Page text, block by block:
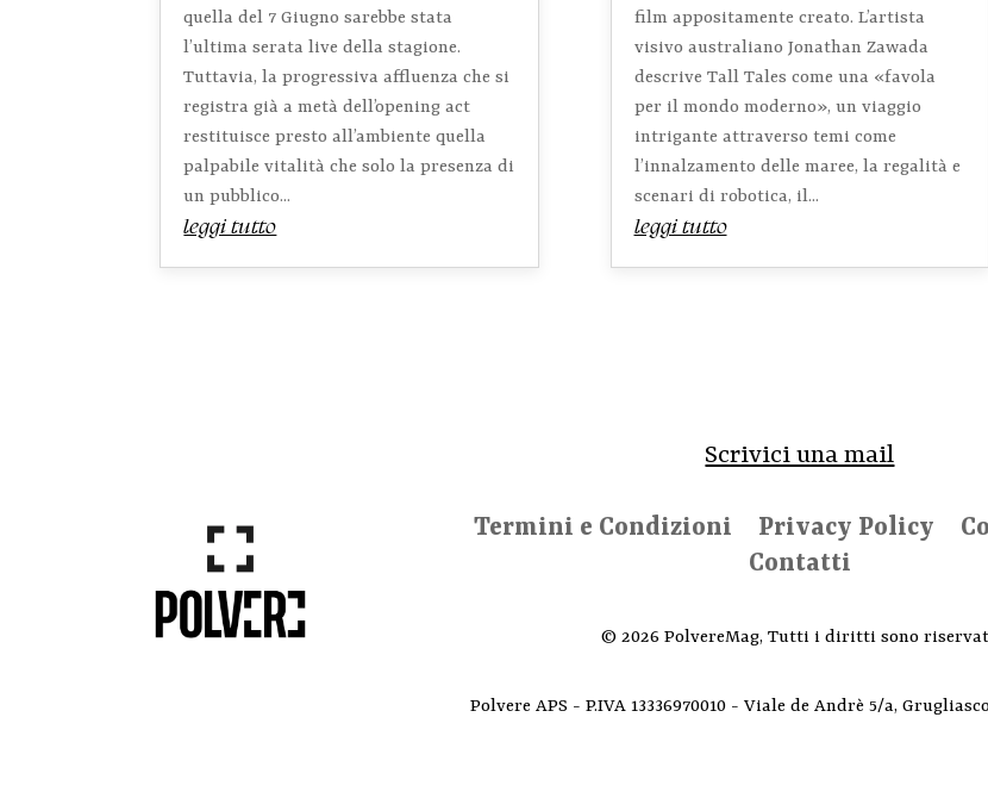
quella del 7 Giugno sarebbe stata
l’ultima serata live della stagione.
Tuttavia, la progressiva affluenza che si
registra già a metà dell’opening act
restituisce presto all’ambiente quella
palpabile vitalità che solo la presenza di
un pubblico...
leggi tutto
film appositamente creato. L’artista
visivo australiano Jonathan Zawada
descrive Tall Tales come una «favola
per il mondo moderno», un viaggio
intrigante attraverso temi come
l’innalzamento delle maree, la regalità e
scenari di robotica, il...
leggi tutto
Scrivici una mail
Termini e Condizioni Privacy Policy
Contatti
© 2026 PolvereMag, Tutti i diritti sono
Polvere APS - P.IVA 13336970010 - Viale de Andrè 5/a,